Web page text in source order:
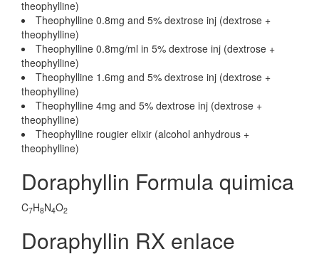
theophylline)
Theophylline 0.8mg and 5% dextrose inj (dextrose +
theophylline)
Theophylline 0.8mg/ml in 5% dextrose inj (dextrose +
theophylline)
Theophylline 1.6mg and 5% dextrose inj (dextrose +
theophylline)
Theophylline 4mg and 5% dextrose inj (dextrose +
theophylline)
Theophylline rougier elixir (alcohol anhydrous +
theophylline)
Doraphyllin Formula quimica
C7H8N4O2
Doraphyllin RX enlace